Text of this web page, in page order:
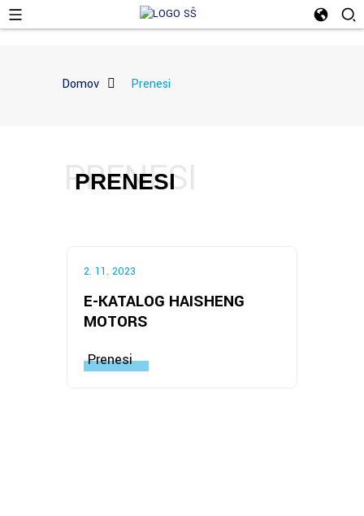
Domov Prenesi
PRENESI
PRENESI
2. 11. 2023
E-KATALOG HAISHENG
MOTORS
Prenesi